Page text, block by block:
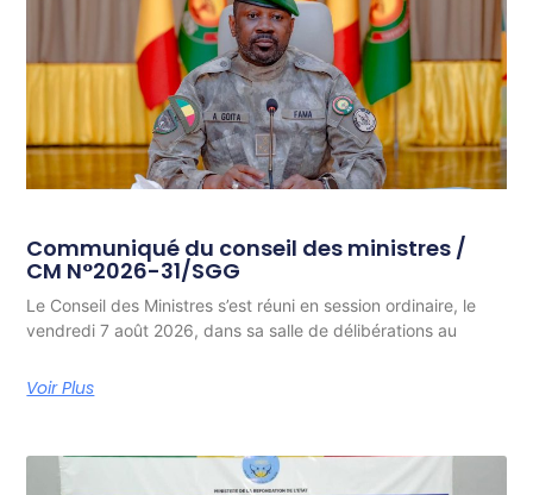
Communiqué du conseil des ministres /
CM N°2026-31/SGG
Le Conseil des Ministres s’est réuni en session ordinaire, le
vendredi 7 août 2026, dans sa salle de délibérations au
Voir Plus